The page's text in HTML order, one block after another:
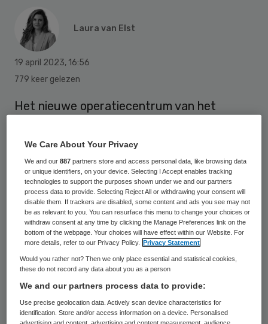
Laura van Elst
19 april 2023, 16:56
779 keer gelezen
Het nieuwe operatiecentrum van het
dinsdag 18 april haar deuren geopend. De
bouw van de nieuwe operatiekamers (OK’s)
heeft 13 miljoen euro gekost.
Het nieuwe operatiecentrum bevat zes
ruime OK’s die zijn voorzien van moderne
technologie. Zo is het WZA een van de
eerste Nederlandse ziekenhuizen die een
luchtbeheerssysteem met nieuwe techniek
in gebruik neemt. In plaats van een
We Care About Your Privacy
We and our887 partners store and access personal data, like browsing data
or unique identifiers, on your device. Selecting I Accept enables tracking
technologies to support the purposes shown under we and our partners
process data to provide. Selecting Reject All or withdrawing your consent will
disable them. If trackers are disabled, some content and ads you see may not
be as relevant to you. You can resurface this menu to change your choices or
withdraw consent at any time by clicking the Manage Preferences link on the
bottom of the webpage. Your choices will have effect within our Website. For
more details, refer to our Privacy Policy.
Privacy Statement
Would you rather not? Then we only place essential and statistical cookies,
these do not record any data about you as a person
We and our partners process data to provide:
Use precise geolocation data. Actively scan device characteristics for
identification. Store and/or access information on a device. Personalised